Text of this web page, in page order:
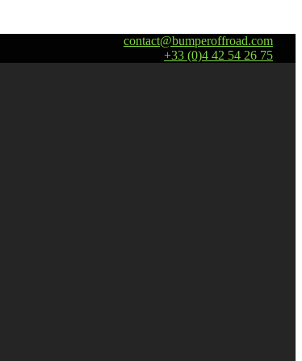
contact@bumperoffroad.com
+33 (0)4 42 54 26 75